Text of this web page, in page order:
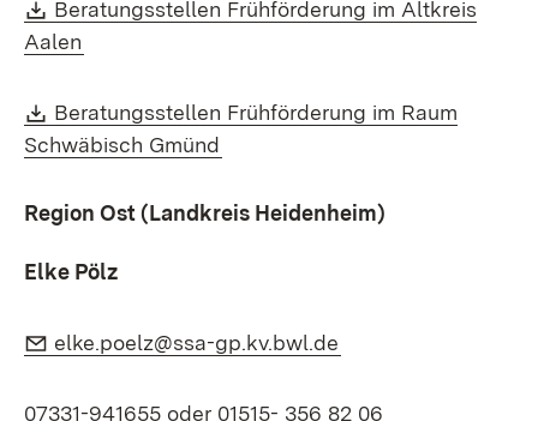
Download:
Beratungsstellen Frühförderung im Altkreis
Aalen
Download:
Beratungsstellen Frühförderung im Raum
Schwäbisch Gmünd
Region Ost (Landkreis Heidenheim)
Elke Pölz
E-Mail:
elke.poelz@ssa-gp.kv.bwl.de
07331-941655 oder 01515- 356 82 06